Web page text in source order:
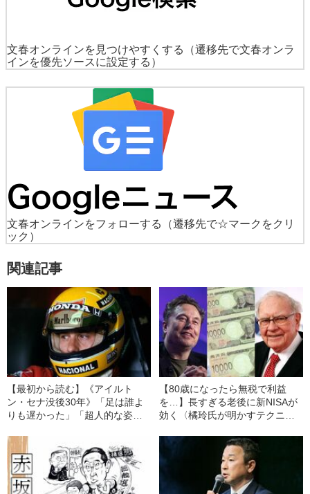
文春オンラインを見つけやすくする
（遷移先で文春オンラ
インを優先ソースに設定する）
文春オンラインをフォローする
（遷移先で☆マークをクリ
ック）
関連記事
【最初から読む】《アイルト
ン・セナ没後30年》「足は誰よ
りも遅かった」「超人的な姿は
雄、古舘伊知郎が語る“意外な真
実”
【80歳になったら無税で利益
を…】長すぎる老後に新NISAが
効く〈橘玲氏が明かすテクニッ